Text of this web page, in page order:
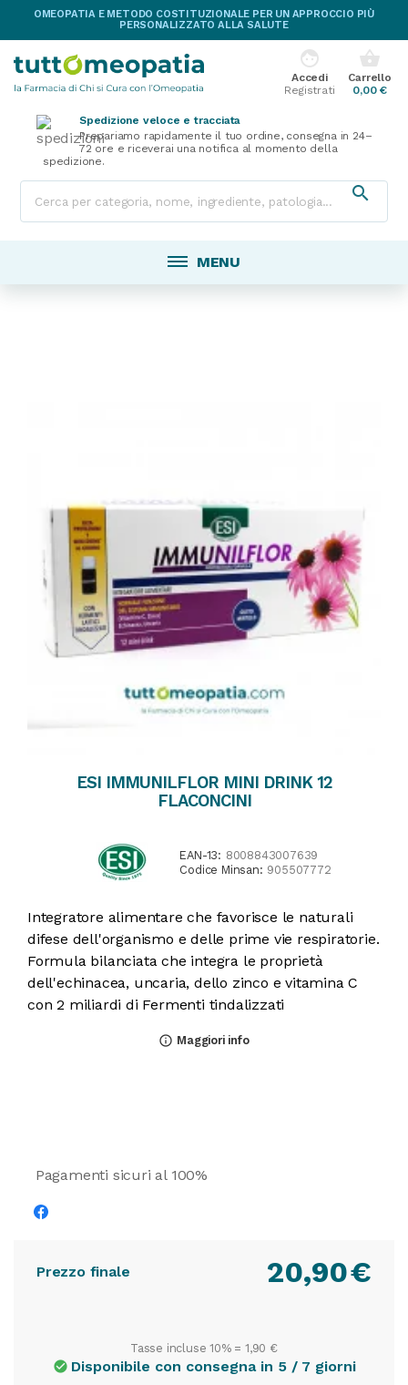
OMEOPATIA E METODO COSTITUZIONALE PER UN APPROCCIO PIÙ
PERSONALIZZATO ALLA SALUTE
shopping_basket
Carrello
0,00 €
face
Accedi
Registrati
Spedizione veloce e tracciata
Prepariamo rapidamente il tuo ordine, consegna in 24–
72 ore e riceverai una notifica al momento della
spedizione.

MENU
ESI IMMUNILFLOR MINI DRINK 12
FLACONCINI
EAN-13: 8008843007639
Codice Minsan: 905507772
Integratore alimentare che favorisce le naturali
difese dell'organismo e delle prime vie respiratorie.
Formula bilanciata che integra le proprietà
dell'echinacea, uncaria, dello zinco e vitamina C
con 2 miliardi di Fermenti tindalizzati
info_outline Maggiori info
Pagamenti sicuri al 100%
Prezzo finale €
20,90
Tasse incluse 10% =1,90 €
check_circle Disponibile con consegna in 5 / 7 giorni